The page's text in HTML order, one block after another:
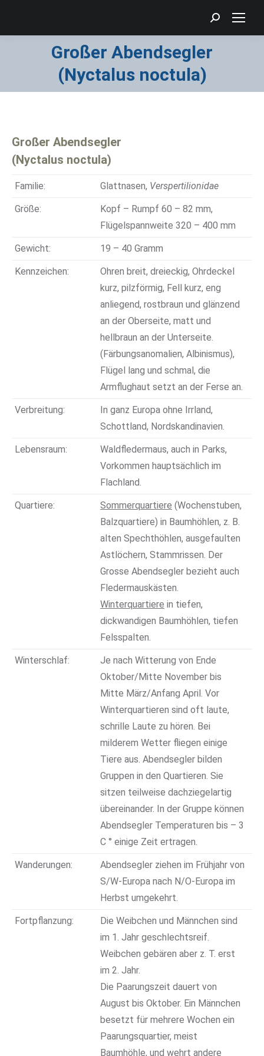
Search:
Großer Abendsegler
(Nyctalus noctula)
Großer Abendsegler
(Nyctalus noctula)
Familie: Glattnasen, Verspertilionidae
Größe:
Kopf – Rumpf 60 – 82 mm,
Flügelspannweite 320 – 400 mm
Gewicht: 19 – 40 Gramm
Kennzeichen:
Ohren breit, dreieckig, Ohrdeckel
kurz, pilzförmig, Fell kurz, eng
anliegend, rostbraun und glänzend
an der Oberseite, matt und
hellbraun an der Unterseite.
(Färbungsanomalien, Albinismus),
Flügel lang und schmal, die
Armflughaut setzt an der Ferse an.
Verbreitung:
In ganz Europa ohne Irrland,
Schottland, Nordskandinavien.
Lebensraum:
Waldfledermaus, auch in Parks,
Vorkommen hauptsächlich im
Flachland.
Quartiere: Sommerquartiere (Wochenstuben,
Balzquartiere) in Baumhöhlen, z. B.
alten Spechthöhlen, ausgefaulten
Astlöchern, Stammrissen. Der
Grosse Abendsegler bezieht auch
Fledermauskästen.
Winterquartiere in tiefen,
dickwandigen Baumhöhlen, tiefen
Felsspalten.
Winterschlaf:
Je nach Witterung von Ende
Oktober/Mitte November bis
Mitte März/Anfang April. Vor
Winterquartieren sind oft laute,
schrille Laute zu hören. Bei
milderem Wetter fliegen einige
Tiere aus. Abendsegler bilden
Gruppen in den Quartieren. Sie
sitzen teilweise dachziegelartig
übereinander. In der Gruppe können
Abendsegler Temperaturen bis – 3
C ° einige Zeit ertragen.
Wanderungen:
Abendsegler ziehen im Frühjahr von
S/W-Europa nach N/O-Europa im
Herbst umgekehrt.
Fortpflanzung:
Die Weibchen und Männchen sind
im 1. Jahr geschlechtsreif.
Weibchen gebären aber z. T. erst
im 2. Jahr.
Die Paarungszeit dauert von
August bis Oktober. Ein Männchen
besetzt für mehrere Wochen ein
Paarungsquartier, meist
Baumhöhle, und wehrt andere